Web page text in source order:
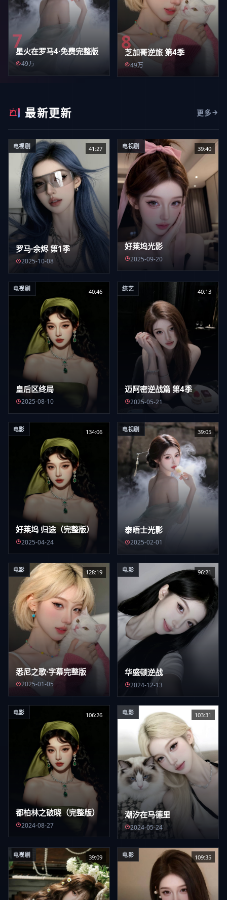
7
星火在罗马4·免费完整版
49万
8
芝加哥逆旅 第4季
49万
最新更新 更多
电视剧 41:27
罗马·余烬 第1季
2025-10-08
电视剧 39:40
好莱坞光影
2025-09-20
电视剧 40:46
皇后区终局
2025-08-10
综艺 40:13
迈阿密逆战篇 第4季
2025-05-21
电影 134:06
好莱坞 归途（完整版）
2025-04-24
电视剧 39:05
泰晤士光影
2025-02-01
电影 128:19
悉尼之歌·字幕完整版
2025-01-05
电影 96:21
华盛顿逆战
2024-12-13
电影 106:26
都柏林之破晓（完整版）
2024-08-27
电影 103:31
潮汐在马德里
2024-05-24
电视剧 39:09 电影 109:35